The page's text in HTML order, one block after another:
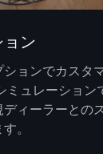
ン
ョンでカスタ
ミュレーション
ィーラーとの
。